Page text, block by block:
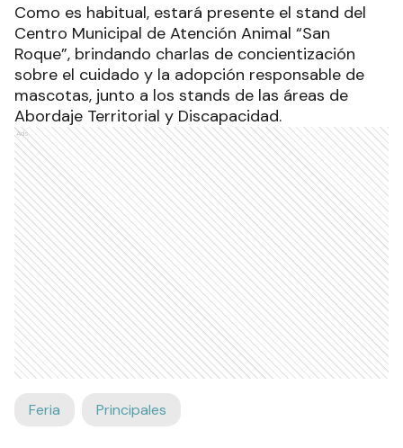
Como es habitual, estará presente el stand del
Centro Municipal de Atención Animal “San
Roque”, brindando charlas de concientización
sobre el cuidado y la adopción responsable de
mascotas, junto a los stands de las áreas de
Abordaje Territorial y Discapacidad.
Ads
Feria Principales